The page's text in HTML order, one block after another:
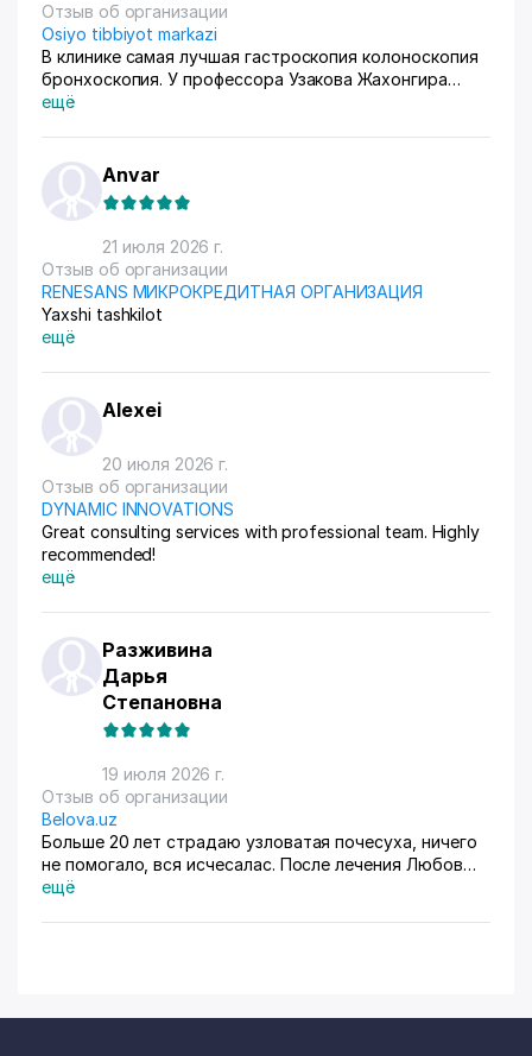
Отзыв об организации
Osiyo tibbiyot markazi
В клинике самая лучшая гастроскопия колоноскопия
бронхоскопия. У профессора Узакова Жахонгира
Низамовича.
ещё
Anvar
21 июля 2026 г.
Отзыв об организации
RENESANS МИКРОКРЕДИТНАЯ ОРГАНИЗАЦИЯ
Yaxshi tashkilot
ещё
Alexei
20 июля 2026 г.
Отзыв об организации
DYNAMIC INNOVATIONS
Great consulting services with professional team. Highly
recommended!
ещё
Разживина
Дарья
Степановна
19 июля 2026 г.
Отзыв об организации
Belova.uz
Больше 20 лет страдаю узловатая почесуха, ничего
не помогало, вся исчесалас. После лечения Любов
Владимировны 90% болячек ушло, сейчас
ещё